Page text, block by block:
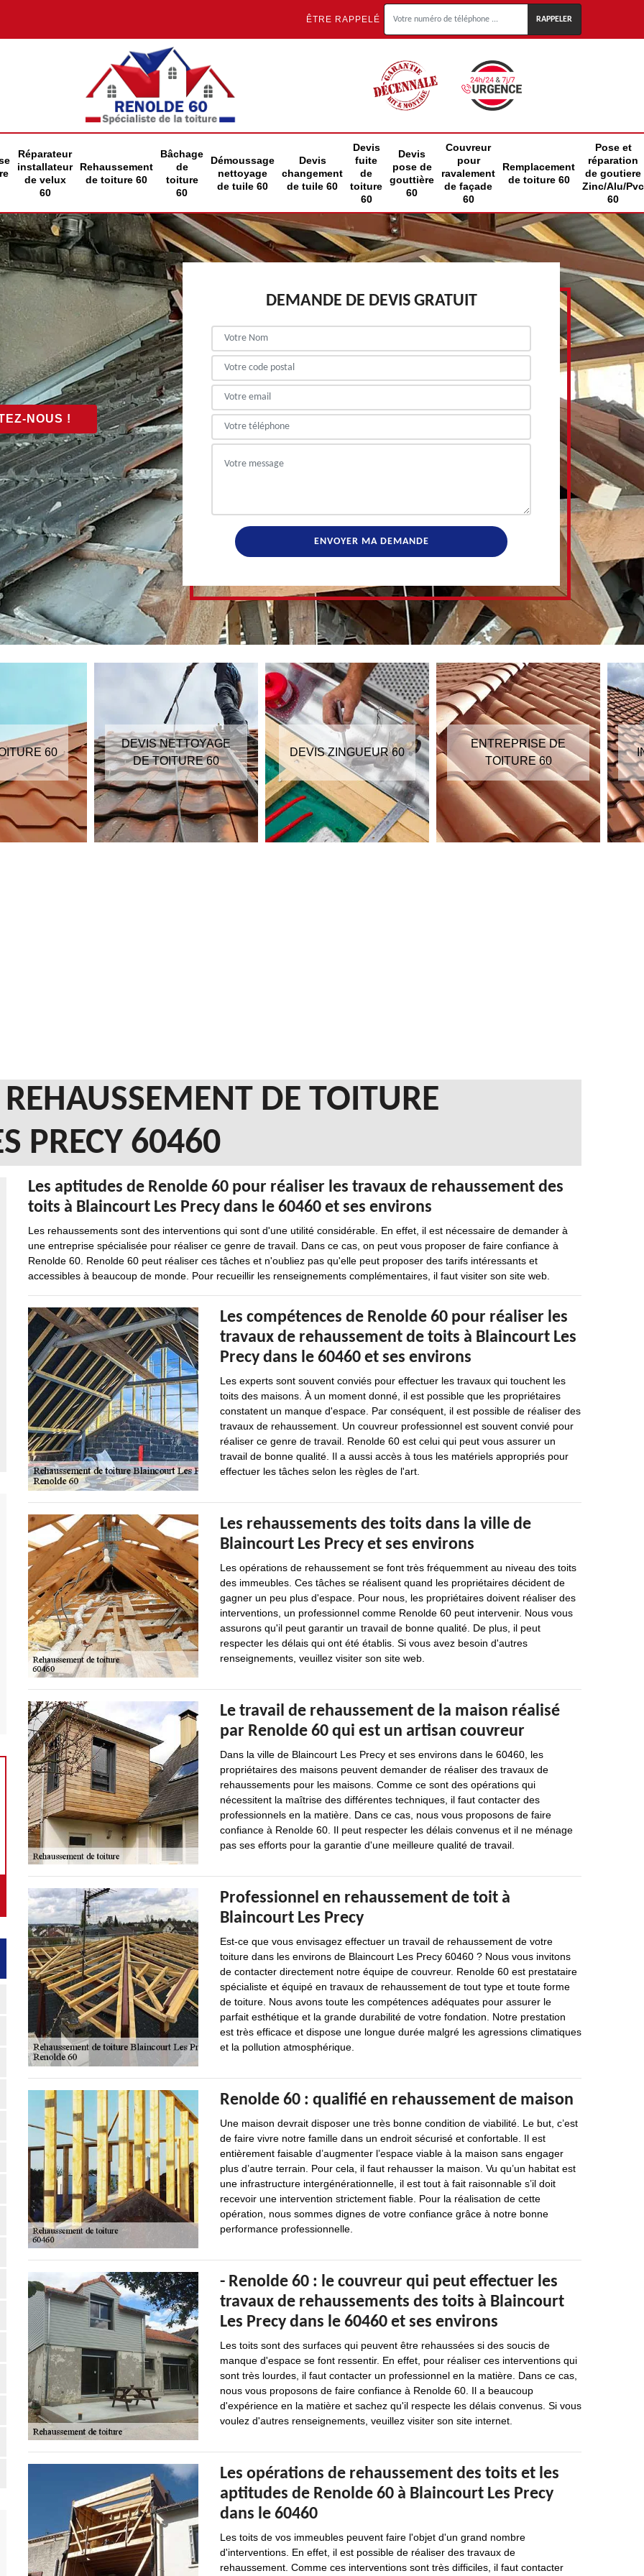
ÊTRE RAPPELÉ
Réparateur
installateur
de velux
60
Rehaussement
de toiture 60
Bâchage
de
toiture
60
Démoussage
nettoyage
de tuile 60
Devis
changement
de tuile 60
Devis
fuite
de
toiture
60
Devis
pose de
gouttière
60
Couvreur
pour
ravalement
de façade
60
Remplacement
de toiture 60
Pose et
réparation
de goutiere
Zinc/Alu/Pvc
60
NOUS !
DEMANDE DE DEVIS GRATUIT
60
DEVIS NETTOYAGE
DE TOITURE 60
DEVIS ZINGUEUR 60
ENTREPRISE DE
TOITURE 60
REHAUSSEMENT DE TOITURE
PRECY 60460
Les aptitudes de Renolde 60 pour réaliser les travaux de rehaussement des
toits à Blaincourt Les Precy dans le 60460 et ses environs
Les rehaussements sont des interventions qui sont d'une utilité considérable. En effet, il est nécessaire de demander à
une entreprise spécialisée pour réaliser ce genre de travail. Dans ce cas, on peut vous proposer de faire confiance à
Renolde 60. Renolde 60 peut réaliser ces tâches et n'oubliez pas qu'elle peut proposer des tarifs intéressants et
accessibles à beaucoup de monde. Pour recueillir les renseignements complémentaires, il faut visiter son site web.
Les compétences de Renolde 60 pour réaliser les
travaux de rehaussement de toits à Blaincourt Les
Precy dans le 60460 et ses environs
Les experts sont souvent conviés pour effectuer les travaux qui touchent les
toits des maisons. À un moment donné, il est possible que les propriétaires
constatent un manque d'espace. Par conséquent, il est possible de réaliser des
travaux de rehaussement. Un couvreur professionnel est souvent convié pour
réaliser ce genre de travail. Renolde 60 est celui qui peut vous assurer un
travail de bonne qualité. Il a aussi accès à tous les matériels appropriés pour
effectuer les tâches selon les règles de l'art.
Les rehaussements des toits dans la ville de
Blaincourt Les Precy et ses environs
Les opérations de rehaussement se font très fréquemment au niveau des toits
des immeubles. Ces tâches se réalisent quand les propriétaires décident de
gagner un peu plus d'espace. Pour nous, les propriétaires doivent réaliser des
interventions, un professionnel comme Renolde 60 peut intervenir. Nous vous
assurons qu'il peut garantir un travail de bonne qualité. De plus, il peut
respecter les délais qui ont été établis. Si vous avez besoin d'autres
renseignements, veuillez visiter son site web.
Le travail de rehaussement de la maison réalisé
par Renolde 60 qui est un artisan couvreur
Dans la ville de Blaincourt Les Precy et ses environs dans le 60460, les
propriétaires des maisons peuvent demander de réaliser des travaux de
rehaussements pour les maisons. Comme ce sont des opérations qui
nécessitent la maîtrise des différentes techniques, il faut contacter des
professionnels en la matière. Dans ce cas, nous vous proposons de faire
confiance à Renolde 60. Il peut respecter les délais convenus et il ne ménage
pas ses efforts pour la garantie d'une meilleure qualité de travail.
Professionnel en rehaussement de toit à
Blaincourt Les Precy
Est-ce que vous envisagez effectuer un travail de rehaussement de votre
toiture dans les environs de Blaincourt Les Precy 60460 ? Nous vous invitons
de contacter directement notre équipe de couvreur. Renolde 60 est prestataire
spécialiste et équipé en travaux de rehaussement de tout type et toute forme
de toiture. Nous avons toute les compétences adéquates pour assurer le
parfait esthétique et la grande durabilité de votre fondation. Notre prestation
est très efficace et dispose une longue durée malgré les agressions climatiques
et la pollution atmosphérique.
Renolde 60 : qualifié en rehaussement de maison
Une maison devrait disposer une très bonne condition de viabilité. Le but, c’est
de faire vivre notre famille dans un endroit sécurisé et confortable. Il est
entièrement faisable d’augmenter l’espace viable à la maison sans engager
plus d’autre terrain. Pour cela, il faut rehausser la maison. Vu qu’un habitat est
une infrastructure intergénérationnelle, il est tout à fait raisonnable s’il doit
recevoir une intervention strictement fiable. Pour la réalisation de cette
opération, nous sommes dignes de votre confiance grâce à notre bonne
performance professionnelle.
- Renolde 60 : le couvreur qui peut effectuer les
travaux de rehaussements des toits à Blaincourt
Les Precy dans le 60460 et ses environs
Les toits sont des surfaces qui peuvent être rehaussées si des soucis de
manque d'espace se font ressentir. En effet, pour réaliser ces interventions qui
sont très lourdes, il faut contacter un professionnel en la matière. Dans ce cas,
nous vous proposons de faire confiance à Renolde 60. Il a beaucoup
d'expérience en la matière et sachez qu'il respecte les délais convenus. Si vous
voulez d'autres renseignements, veuillez visiter son site internet.
Les opérations de rehaussement des toits et les
aptitudes de Renolde 60 à Blaincourt Les Precy
dans le 60460
Les toits de vos immeubles peuvent faire l'objet d'un grand nombre
d'interventions. En effet, il est possible de réaliser des travaux de
rehaussement. Comme ces interventions sont très difficiles, il faut contacter